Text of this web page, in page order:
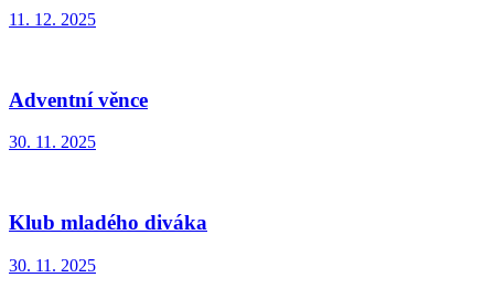
11. 12. 2025
Adventní věnce
30. 11. 2025
Klub mladého diváka
30. 11. 2025